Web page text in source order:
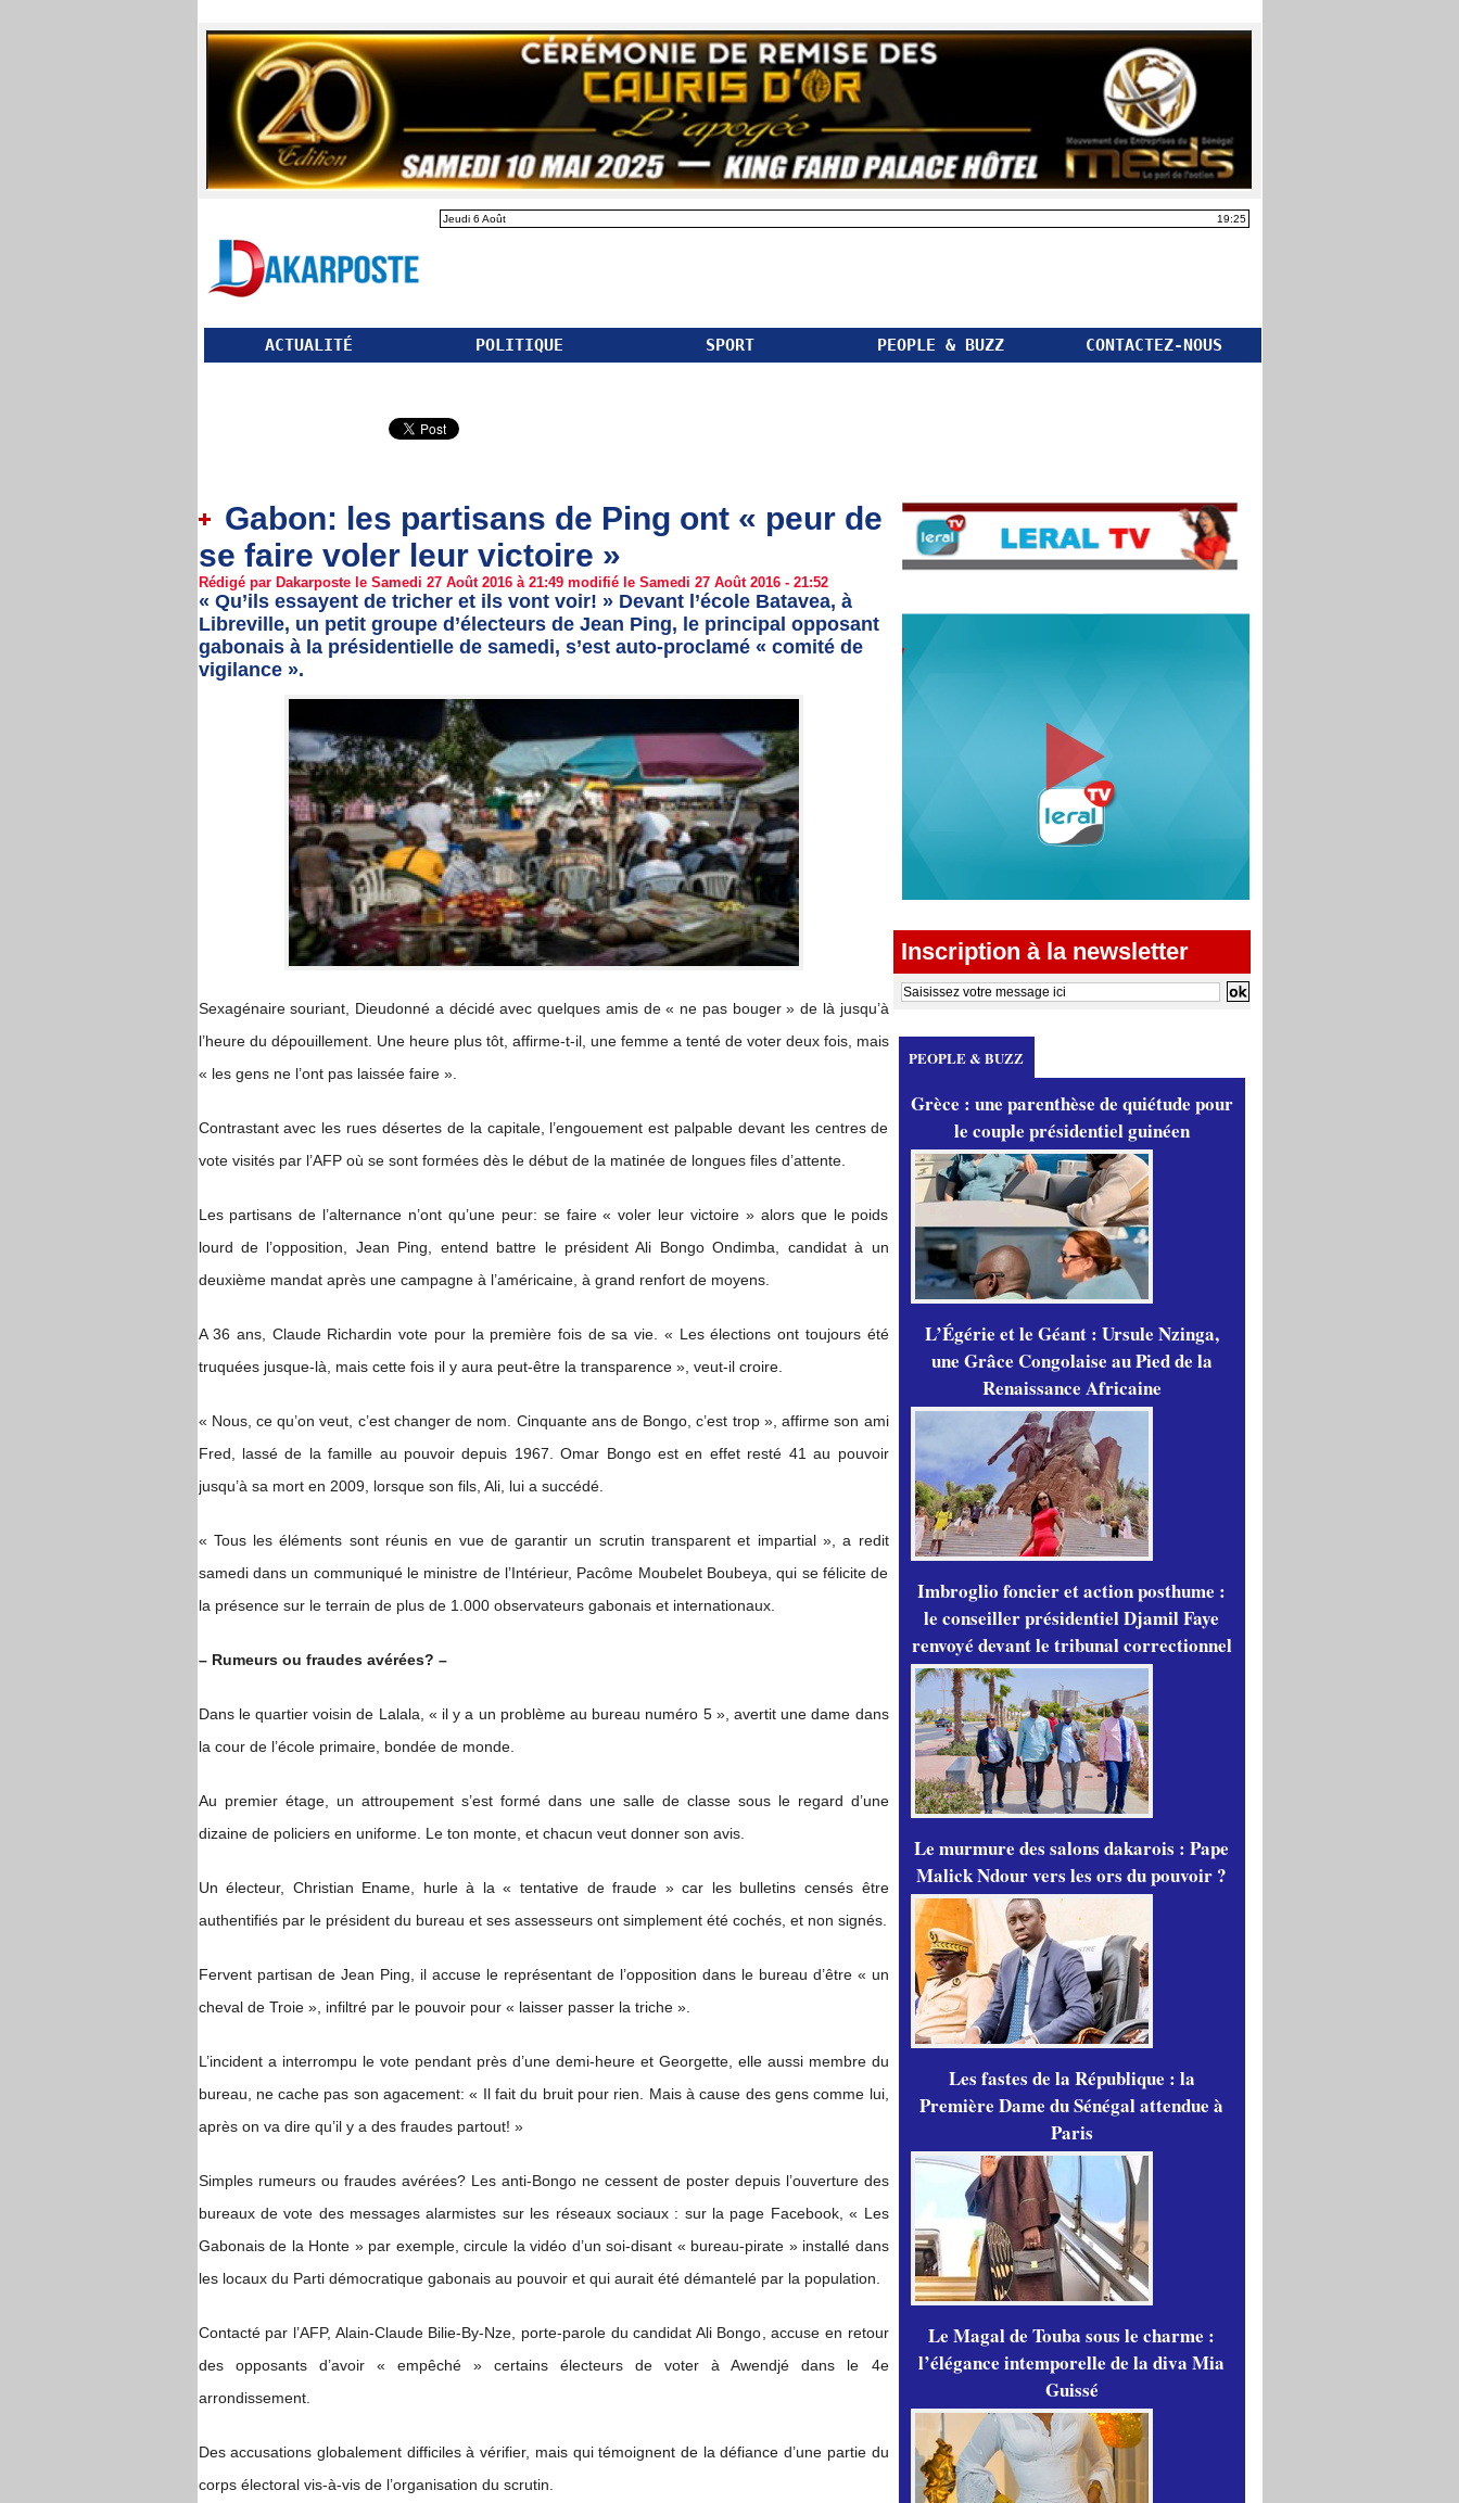
Jeudi 6 Août 19:25
ACTUALITÉ POLITIQUE SPORT PEOPLE & BUZZ CONTACTEZ-NOUS
Gabon: les partisans de Ping ont « peur de
se faire voler leur victoire »
Rédigé par Dakarposte le Samedi 27 Août 2016 à 21:49 modifié le Samedi 27 Août 2016 - 21:52
« Qu’ils essayent de tricher et ils vont voir! » Devant l’école Batavea, à
Libreville, un petit groupe d’électeurs de Jean Ping, le principal opposant
gabonais à la présidentielle de samedi, s’est auto-proclamé « comité de
vigilance ».
Sexagénaire souriant, Dieudonné a décidé avec quelques amis de « ne pas bouger » de là jusqu’à
l’heure du dépouillement. Une heure plus tôt, affirme-t-il, une femme a tenté de voter deux fois, mais
« les gens ne l’ont pas laissée faire ».
Contrastant avec les rues désertes de la capitale, l’engouement est palpable devant les centres de
vote visités par l’AFP où se sont formées dès le début de la matinée de longues files d’attente.
Les partisans de l’alternance n’ont qu’une peur: se faire « voler leur victoire » alors que le poids
lourd de l’opposition, Jean Ping, entend battre le président Ali Bongo Ondimba, candidat à un
deuxième mandat après une campagne à l’américaine, à grand renfort de moyens.
A 36 ans, Claude Richardin vote pour la première fois de sa vie. « Les élections ont toujours été
truquées jusque-là, mais cette fois il y aura peut-être la transparence », veut-il croire.
« Nous, ce qu’on veut, c’est changer de nom. Cinquante ans de Bongo, c’est trop », affirme son ami
Fred, lassé de la famille au pouvoir depuis 1967. Omar Bongo est en effet resté 41 au pouvoir
jusqu’à sa mort en 2009, lorsque son fils, Ali, lui a succédé.
« Tous les éléments sont réunis en vue de garantir un scrutin transparent et impartial », a redit
samedi dans un communiqué le ministre de l’Intérieur, Pacôme Moubelet Boubeya, qui se félicite de
la présence sur le terrain de plus de 1.000 observateurs gabonais et internationaux.
– Rumeurs ou fraudes avérées? –
Dans le quartier voisin de Lalala, « il y a un problème au bureau numéro 5 », avertit une dame dans
la cour de l’école primaire, bondée de monde.
Au premier étage, un attroupement s’est formé dans une salle de classe sous le regard d’une
dizaine de policiers en uniforme. Le ton monte, et chacun veut donner son avis.
Un électeur, Christian Ename, hurle à la « tentative de fraude » car les bulletins censés être
authentifiés par le président du bureau et ses assesseurs ont simplement été cochés, et non signés.
Fervent partisan de Jean Ping, il accuse le représentant de l’opposition dans le bureau d’être « un
cheval de Troie », infiltré par le pouvoir pour « laisser passer la triche ».
L’incident a interrompu le vote pendant près d’une demi-heure et Georgette, elle aussi membre du
bureau, ne cache pas son agacement: « Il fait du bruit pour rien. Mais à cause des gens comme lui,
après on va dire qu’il y a des fraudes partout! »
Simples rumeurs ou fraudes avérées? Les anti-Bongo ne cessent de poster depuis l’ouverture des
bureaux de vote des messages alarmistes sur les réseaux sociaux : sur la page Facebook, « Les
Gabonais de la Honte » par exemple, circule la vidéo d’un soi-disant « bureau-pirate » installé dans
les locaux du Parti démocratique gabonais au pouvoir et qui aurait été démantelé par la population.
Contacté par l’AFP, Alain-Claude Bilie-By-Nze, porte-parole du candidat Ali Bongo, accuse en retour
des opposants d’avoir « empêché » certains électeurs de voter à Awendjé dans le 4e
arrondissement.
Des accusations globalement difficiles à vérifier, mais qui témoignent de la défiance d’une partie du
corps électoral vis-à-vis de l’organisation du scrutin.
Inscription à la newsletter
PEOPLE & BUZZ
Grèce : une parenthèse de quiétude pour
le couple présidentiel guinéen
L’Égérie et le Géant : Ursule Nzinga,
une Grâce Congolaise au Pied de la
Renaissance Africaine
Imbroglio foncier et action posthume :
le conseiller présidentiel Djamil Faye
renvoyé devant le tribunal correctionnel
Le murmure des salons dakarois : Pape
Malick Ndour vers les ors du pouvoir ?
Les fastes de la République : la
Première Dame du Sénégal attendue à
Paris
Le Magal de Touba sous le charme :
l’élégance intemporelle de la diva Mia
Guissé